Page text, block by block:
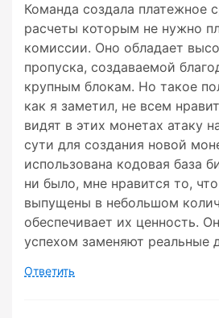
Команда создала платежное
расчеты которым не нужно
комиссии. Оно обладает
пропуска, создаваемой
крупным блокам. Но такое
как я заметил, не всем
видят в этих монетах атаку
сути для создания новой
использована кодовая база
ни было, мне нравится то,
выпущены в небольшом
обеспечивает их ценность.
успехом заменяют реальные
Ответить